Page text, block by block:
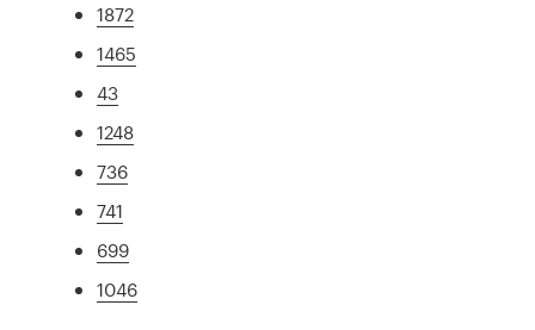
1872
1465
43
1248
736
741
699
1046